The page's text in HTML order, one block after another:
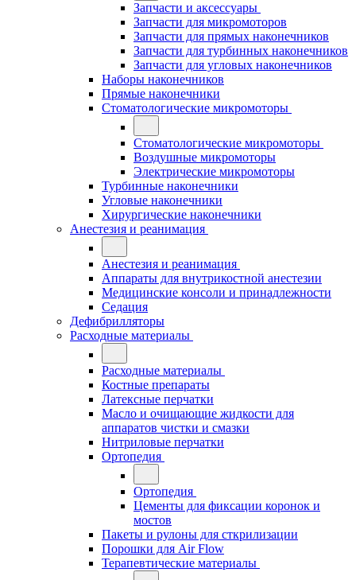
Запчасти и аксессуары
Запчасти для микромоторов
Запчасти для прямых наконечников
Запчасти для турбинных наконечников
Запчасти для угловых наконечников
Наборы наконечников
Прямые наконечники
Стоматологические микромоторы
Стоматологические микромоторы
Воздушные микромоторы
Электрические микромоторы
Турбинные наконечники
Угловые наконечники
Хирургические наконечники
Анестезия и реанимация
Анестезия и реанимация
Аппараты для внутрикостной анестезии
Медицинские консоли и принадлежности
Седация
Дефибрилляторы
Расходные материалы
Расходные материалы
Костные препараты
Латексные перчатки
Масло и очищающие жидкости для
аппаратов чистки и смазки
Нитриловые перчатки
Ортопедия
Ортопедия
Цементы для фиксации коронок и
мостов
Пакеты и рулоны для сткрилизации
Порошки для Air Flow
Терапевтические материалы